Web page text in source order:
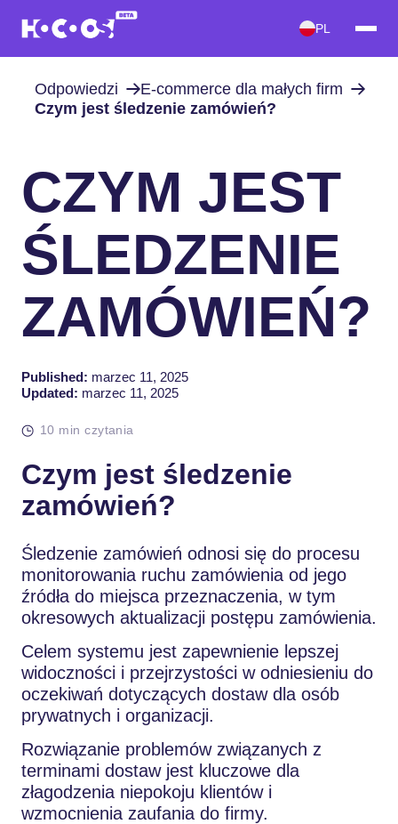
PL
Odpowiedzi
E-commerce dla małych firm
Czym jest śledzenie zamówień?
CZYM JEST
ŚLEDZENIE
ZAMÓWIEŃ?
Published: marzec 11, 2025
Updated: marzec 11, 2025
10 min czytania
Czym jest śledzenie
zamówień?
Śledzenie zamówień odnosi się do procesu
monitorowania ruchu zamówienia od jego
źródła do miejsca przeznaczenia, w tym
okresowych aktualizacji postępu zamówienia.
Celem systemu jest zapewnienie lepszej
widoczności i przejrzystości w odniesieniu do
oczekiwań dotyczących dostaw dla osób
prywatnych i organizacji.
Rozwiązanie problemów związanych z
terminami dostaw jest kluczowe dla
złagodzenia niepokoju klientów i
wzmocnienia zaufania do firmy.